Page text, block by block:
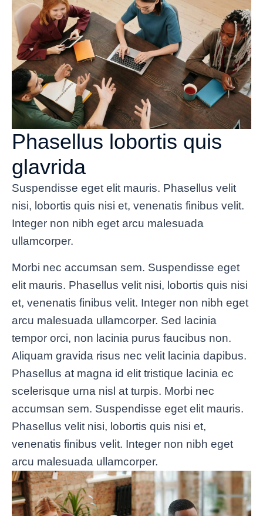
Phasellus lobortis quis
glavrida
Suspendisse eget elit mauris. Phasellus velit
nisi, lobortis quis nisi et, venenatis finibus velit.
Integer non nibh eget arcu malesuada
ullamcorper.
Morbi nec accumsan sem. Suspendisse eget
elit mauris. Phasellus velit nisi, lobortis quis nisi
et, venenatis finibus velit. Integer non nibh eget
arcu malesuada ullamcorper. Sed lacinia
tempor orci, non lacinia purus faucibus non.
Aliquam gravida risus nec velit lacinia dapibus.
Phasellus at magna id elit tristique lacinia ec
scelerisque urna nisl at turpis. Morbi nec
accumsan sem. Suspendisse eget elit mauris.
Phasellus velit nisi, lobortis quis nisi et,
venenatis finibus velit. Integer non nibh eget
arcu malesuada ullamcorper.